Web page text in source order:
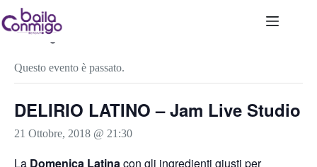
Salta
al
contenuto
« Tutti gli Eventi
Questo evento è passato.
DELIRIO LATINO – Jam Live Studio
21 Ottobre, 2018 @ 21:30
La Domenica Latinacon gli ingredienti giusti per